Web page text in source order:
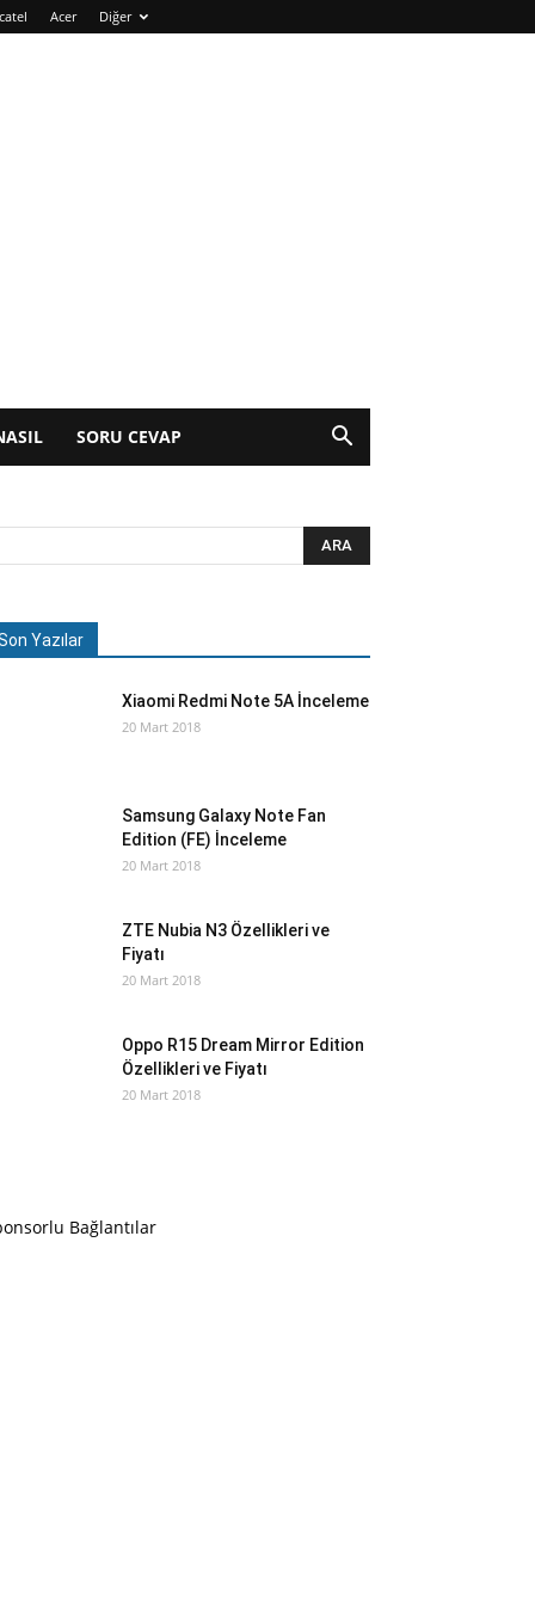
Acer Diğer
SORU CEVAP
Yazılar
Xiaomi Redmi Note 5A İnceleme
20 Mart 2018
Samsung Galaxy Note Fan
Edition (FE) İnceleme
20 Mart 2018
ZTE Nubia N3 Özellikleri ve
Fiyatı
20 Mart 2018
Oppo R15 Dream Mirror Edition
Özellikleri ve Fiyatı
20 Mart 2018
Bağlantılar